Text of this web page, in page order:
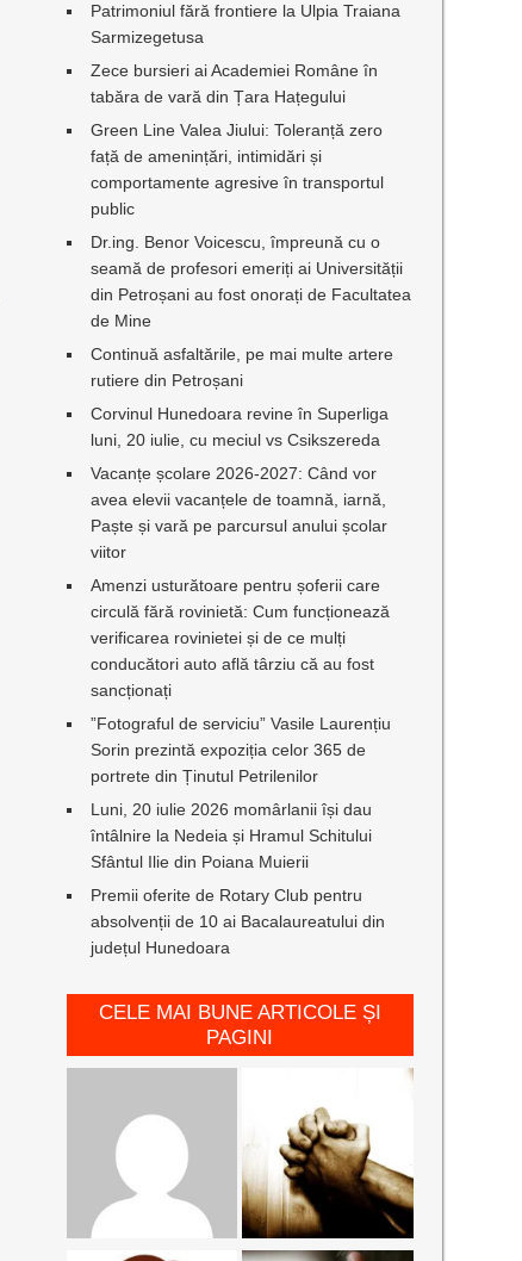
Patrimoniul fără frontiere la Ulpia Traiana
Sarmizegetusa
Zece bursieri ai Academiei Române în
tabăra de vară din Țara Hațegului
Green Line Valea Jiului: Toleranță zero
față de amenințări, intimidări și
comportamente agresive în transportul
public
Dr.ing. Benor Voicescu, împreună cu o
seamă de profesori emeriți ai Universității
din Petroșani au fost onorați de Facultatea
de Mine
Continuă asfaltările, pe mai multe artere
rutiere din Petroșani
Corvinul Hunedoara revine în Superliga
luni, 20 iulie, cu meciul vs Csikszereda
Vacanțe școlare 2026-2027: Când vor
avea elevii vacanțele de toamnă, iarnă,
Paște și vară pe parcursul anului școlar
viitor
Amenzi usturătoare pentru șoferii care
circulă fără rovinietă: Cum funcționează
verificarea rovinietei și de ce mulți
conducători auto află târziu că au fost
sancționați
”Fotograful de serviciu” Vasile Laurențiu
Sorin prezintă expoziția celor 365 de
portrete din Ținutul Petrilenilor
Luni, 20 iulie 2026 momârlanii își dau
întâlnire la Nedeia și Hramul Schitului
Sfântul Ilie din Poiana Muierii
Premii oferite de Rotary Club pentru
absolvenții de 10 ai Bacalaureatului din
județul Hunedoara
CELE MAI BUNE ARTICOLE ȘI
PAGINI